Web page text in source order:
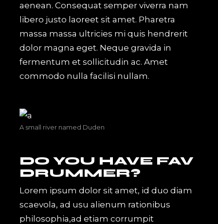
aenean. Consequat semper viverra nam
libero justo laoreet sit amet. Pharetra
massa massa ultricies mi quis hendrerit
dolor magna eget. Neque gravida in
fermentum et sollicitudin ac. Amet
commodo nulla facilisi nullam.
A small river named Duden
DO YOU HAVE FAV
DRUMMER?
Lorem ipsum dolor sit amet, id duo diam
scaevola, ad usu alienum rationibus
philosophia,ad etiam corrumpit